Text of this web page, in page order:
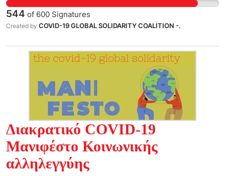
والوطنية والعالمية وعلى الرغم من ضرورة البقاء على
تباعد اجتماعي وجسدي نقوم بتاسيس مجموعات
مساعدة متبادلة وشبكات أهلية وحركات اجتماعية ونعلن
العالم الذي نطالب به ، العالم الذي سنحققه
544 of 600 Signatures
Created by COVID-19 GLOBAL SOLIDARITY COALITION -.
Διακρατικό COVID-19
Μανιφέστο Κοινωνικής
αλληλεγγύης